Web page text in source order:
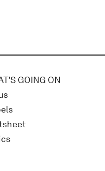
GOING ON